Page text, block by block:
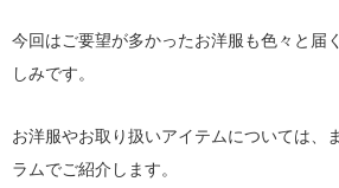
今回はご要望が多かったお洋服も色々と届
しみです。
お洋服やお取り扱いアイテムについては、
ラムでご紹介します。